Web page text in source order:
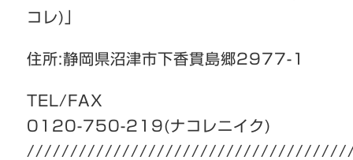
コレ)」
住所:静岡県沼津市下香貫島郷2977-1
TEL/FAX
0120-750-219(ナコレニイク)